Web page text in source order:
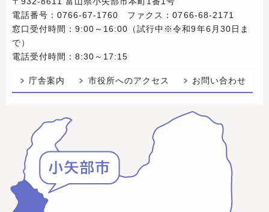
電話番号：0766-67-1760 ファクス：0766-68-2171
窓口受付時間：9:00～16:00（試行中※令和9年6月30日ま
で）
電話受付時間：8:30～17:15
庁舎案内 市役所へのアクセス お問い合わせ